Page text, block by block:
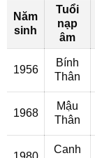
Năm
sinh
Tuổi
nạp
âm
1956
Bính
Thân
1968
Mậu
Thân
Canh